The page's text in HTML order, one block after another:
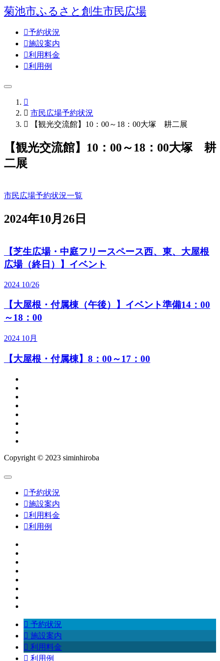
菊池市ふるさと創生市民広場
予約状況
施設案内
利用料金
利用例

 市民広場予約状況

【観光交流館】10：00～18：00大塚 耕二展
【観光交流館】10：00～18：00大塚 耕
二展
市民広場予約状況一覧
2024年10月26日
【芝生広場・中庭フリースペース西、東、大屋根
広場（終日）】イベント
2024 10/26
【大屋根・付属棟（午後）】イベント準備14：00
～18：00
2024 10月
【大屋根・付属棟】8：00～17：00
Copyright © 2023 siminhiroba
予約状況
施設案内
利用料金
利用例
 予約状況
 施設案内
 利用料金
 利用例